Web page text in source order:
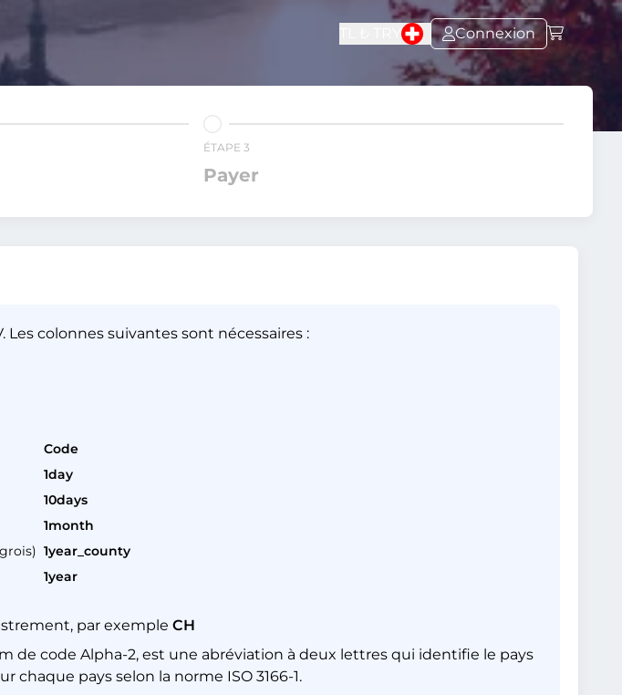
Connexion
ÉTAPE 3
Payer
colonnes suivantes sont nécessaires :
Code
1day
10days
1month
1year_county
1year
par exemple CH
de code Alpha-2, est une abréviation à deux lettres qui identifie le pays
chaque pays selon la norme ISO 3166-1.